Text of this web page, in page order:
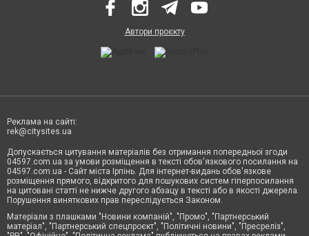
Автори проєкту
Реклама на сайті:
rek@citysites.ua
Допускається цитування матеріалів без отримання попередньої згоди
04597.com.ua за умови розміщення в тексті обов'язкового посилання на
04597.com.ua - Сайт міста Ірпінь. Для інтернет-видань обов'язкове
розміщення прямого, відкритого для пошукових систем гіперпосилання
на цитовані статті не нижче другого абзацу в тексті або в якості джерела.
Порушення виняткових прав переслідується Законом.
Матеріали з плашками "Новини компаній", "Промо", "Партнерський
матеріал", "Партнерський спецпроєкт", "Політичні новини", "Пресреліз",